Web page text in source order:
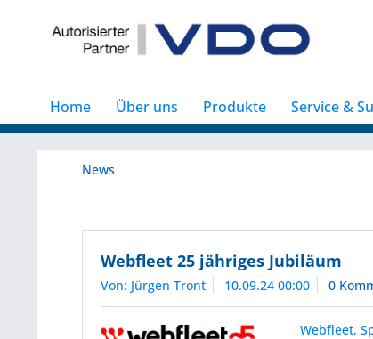
Home Über uns Produkte Service &
News
Webfleet 25 jähriges Jubiläum
Von: Jürgen Tront 10.09.24 00:00 0
Webfleet,